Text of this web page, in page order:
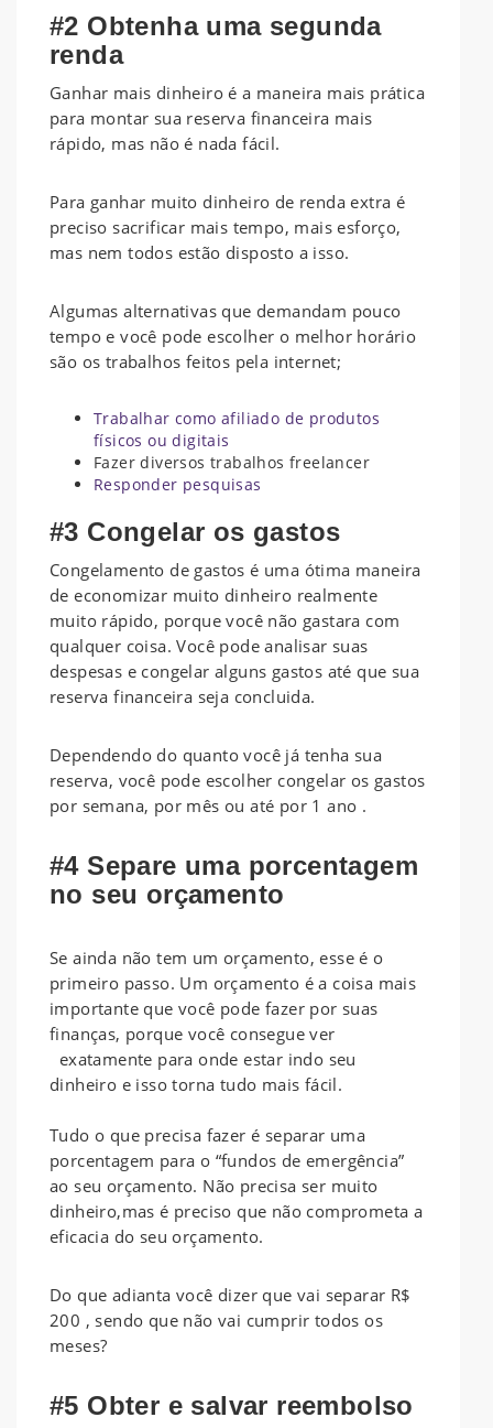
#2 Obtenha uma segunda
renda
Ganhar mais dinheiro é a maneira mais prática
para montar sua reserva financeira mais
rápido, mas não é nada fácil.
Para ganhar muito dinheiro de renda extra é
preciso sacrificar mais tempo, mais esforço,
mas nem todos estão disposto a isso.
Algumas alternativas que demandam pouco
tempo e você pode escolher o melhor horário
são os trabalhos feitos pela internet;
Trabalhar como afiliado de produtos
físicos ou digitais
Fazer diversos trabalhos freelancer
Responder pesquisas
#3 Congelar os gastos
Congelamento de gastos é uma ótima maneira
de economizar muito dinheiro realmente
muito rápido, porque você não gastara com
qualquer coisa. Você pode analisar suas
despesas e congelar alguns gastos até que sua
reserva financeira seja concluida.
Dependendo do quanto você já tenha sua
reserva, você pode escolher congelar os gastos
por semana, por mês ou até por 1 ano .
#4 Separe uma porcentagem
no seu orçamento
Se ainda não tem um orçamento, esse é o
primeiro passo. Um orçamento é a coisa mais
importante que você pode fazer por suas
finanças, porque você consegue ver
exatamente para onde estar indo seu
dinheiro e isso torna tudo mais fácil.
Tudo o que precisa fazer é separar uma
porcentagem para o “fundos de emergência”
ao seu orçamento. Não precisa ser muito
dinheiro,mas é preciso que não comprometa a
eficacia do seu orçamento.
Do que adianta você dizer que vai separar R$
200 , sendo que não vai cumprir todos os
meses?
#5 Obter e salvar reembolso